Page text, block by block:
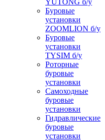
YUTONG б/у
Буровые
установки
ZOOMLION б/у
Буровые
установки
TYSIM б/у
Роторные
буровые
установки
Самоходные
буровые
установки
Гидравлические
буровые
установки